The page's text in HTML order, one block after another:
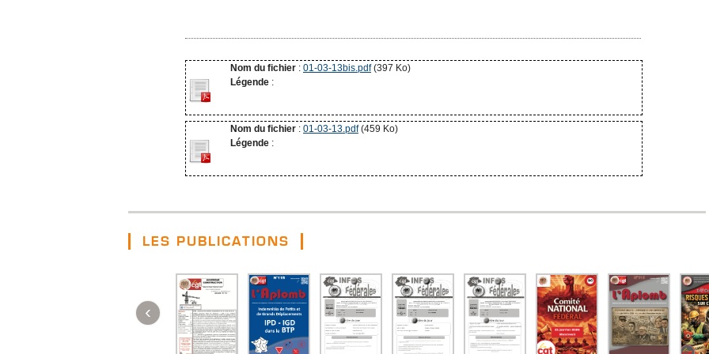
Nom du fichier : 01-03-13bis.pdf(397 Ko)
Légende :
Nom du fichier : 01-03-13.pdf(459 Ko)
Légende :
LES PUBLICATIONS
‹